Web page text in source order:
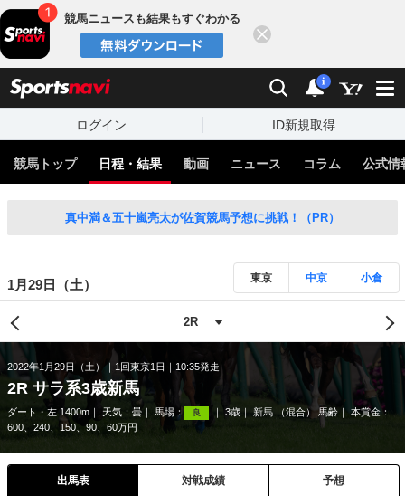
競馬ニュースも結果もすぐわかる
検索 通知
i
ログイン ID新規取得
競馬トップ 日程・結果 動画 ニュース コラム 公式情
真中満＆五十嵐亮太が佐賀競馬予想に挑戦！（PR）
1月29日（土） 東京 中京 小倉
2022年1月29日（土） 1回東京1日 10:35発走
2R サラ系3歳新馬
ダート・左 1400m 天気： 曇 馬場： 良 3歳 新馬 （混合） 馬齢
本賞金：
600、240、150、90、60万円
出馬表 対戦成績 予想